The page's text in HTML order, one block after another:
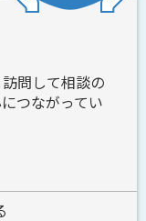
問して相談の
つながってい